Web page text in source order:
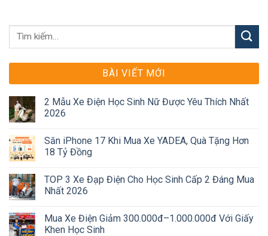
BÀI VIẾT MỚI
2 Mẫu Xe Điện Học Sinh Nữ Được Yêu Thích Nhất
2026
Săn iPhone 17 Khi Mua Xe YADEA, Quà Tặng Hơn
18 Tỷ Đồng
TOP 3 Xe Đạp Điện Cho Học Sinh Cấp 2 Đáng Mua
Nhất 2026
Mua Xe Điện Giảm 300.000đ–1.000.000đ Với Giấy
Khen Học Sinh